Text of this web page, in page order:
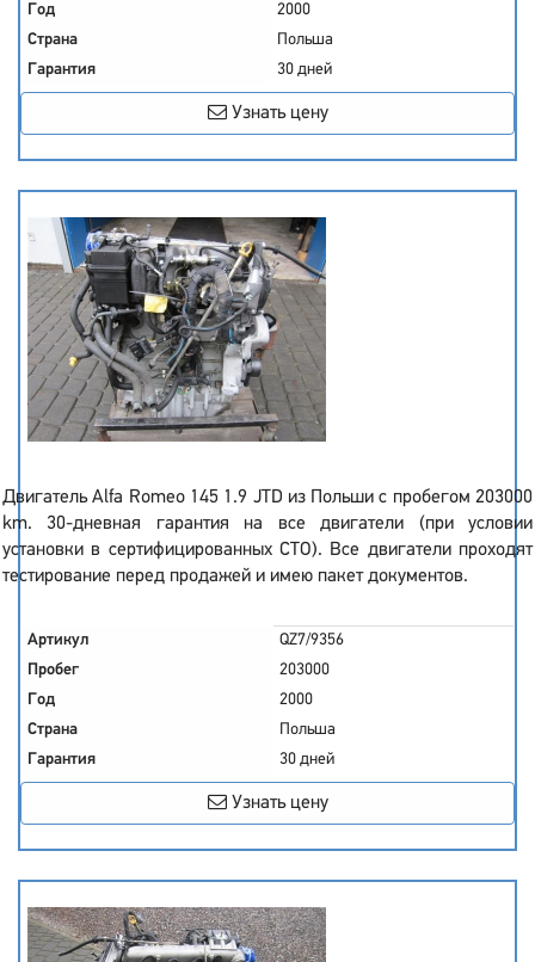
Год
2000
Страна
Польша
Гарантия
30 дней
Узнать цену
Двигатель Alfa Romeo 145 1.9 JTD из Польши с пробегом 203000
km. 30-дневная гарантия на все двигатели (при условии
установки в сертифицированных СТО). Все двигатели проходят
тестирование перед продажей и имею пакет документов.
Артикул
QZ7/9356
Пробег
203000
Год
2000
Страна
Польша
Гарантия
30 дней
Узнать цену